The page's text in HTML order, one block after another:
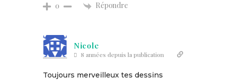
0 Répondre
Nicole
8 années depuis la publication
Toujours merveilleux tes dessins